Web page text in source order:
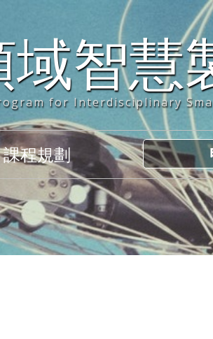
智慧
for Interdisciplinary
課程規劃